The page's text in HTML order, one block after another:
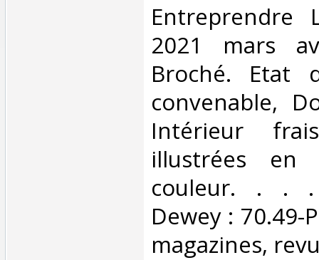
‎Entreprendre
2021 mars
Broché. Etat
convenable,
Intérieur
illustrées en
couleur. . . .
Dewey : 70.49-
magazines,